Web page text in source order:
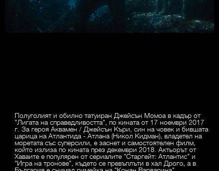
Полуголият и обилно татуиран Джейсън Момоа в кадър от
"Лигата на справедливостта", по кината от 17 ноември 2017
г. За героя Аквамен / Джейсън Къри, син на човек и бившата
царица на Атлантида - Атлана (Никол Кидман), владетел на
моретата със суперсили, е заснет и самостоятелен филм,
който излиза по кината през декември 2018. Актьорът от
Хаваите е популярен от сериалите "Старгейт: Атлантис" и
"Игра на тронове", където се превъплъти в хал Дрого, а в